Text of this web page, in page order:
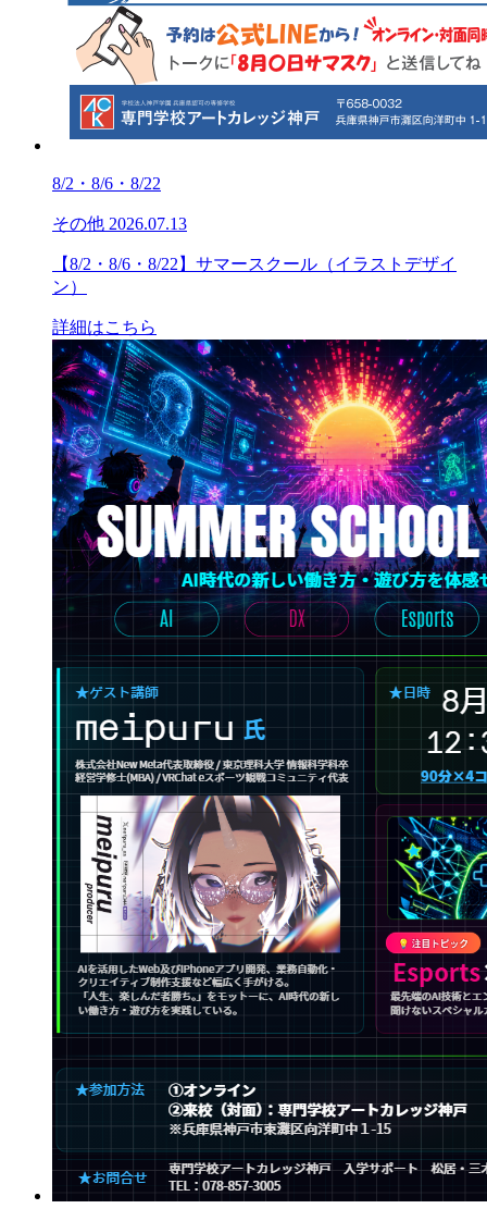
8/2・8/6・8/22
その他 2026.07.13
【8/2・8/6・8/22】サマースクール（イラストデザイ
ン）
詳細はこちら